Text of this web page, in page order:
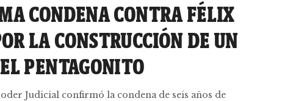
CONDENA CONTRA FÉLIX
LA CONSTRUCCIÓN DE UN
PENTAGONITO
Judicial confirmó la condena de seis años de